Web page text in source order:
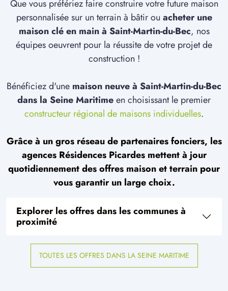
Que vous préfériez faire construire votre future maison
personnalisée sur un terrain à bâtir ou acheter une
maison clé en main à Saint-Martin-du-Bec, nos
équipes oeuvrent pour la réussite de votre projet de
construction !
Bénéficiez d'une maison neuve à Saint-Martin-du-Bec
dans la Seine Maritimeen choisissant le premier
constructeur régional de maisons individuelles.
Grâce à un gros réseau de partenaires fonciers, les
agences Résidences Picardes mettent à jour
quotidiennement des offres maison et terrain pour
vous garantir un large choix.
Explorer les offres dans les communes à
proximité
TOUTES LES OFFRES DANS LA SEINE MARITIME